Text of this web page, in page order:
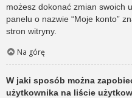
możesz dokonać zmian swoich
panelu o nazwie “Moje konto”
stron witryny.
Na górę
W jaki sposób można
użytkownika na liście